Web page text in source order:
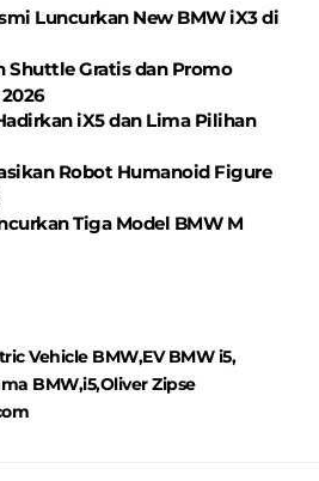
Luncurkan New BMW iX3 di
Shuttle Gratis dan Promo
iX5 dan Lima Pilihan
Robot Humanoid Figure
Tiga Model BMW M
Vehicle BMWEV BMW i5
BMWi5Oliver Zipse